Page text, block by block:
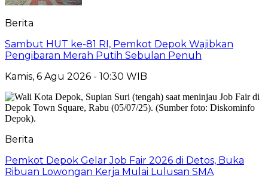
Berita
Sambut HUT ke-81 RI, Pemkot Depok Wajibkan
Pengibaran Merah Putih Sebulan Penuh
Kamis, 6 Agu 2026 - 10:30 WIB
Berita
Pemkot Depok Gelar Job Fair 2026 di Detos, Buka
Ribuan Lowongan Kerja Mulai Lulusan SMA